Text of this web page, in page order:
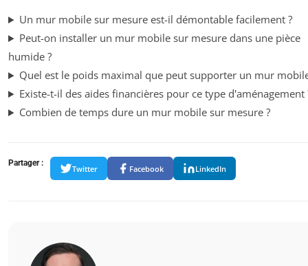
Un mur mobile sur mesure est-il démontable facilement ?
Peut-on installer un mur mobile sur mesure dans une pièce
humide ?
Quel est le poids maximal que peut supporter un mur
Existe-t-il des aides financières pour ce type d'aménagement
Combien de temps dure un mur mobile sur mesure ?
Partager :
Twitter Facebook LinkedIn